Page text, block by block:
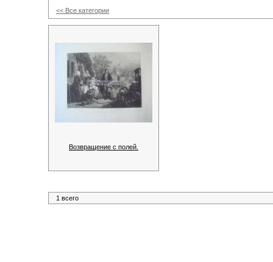
<< Все категории
Возвращение с полей.
1 всего